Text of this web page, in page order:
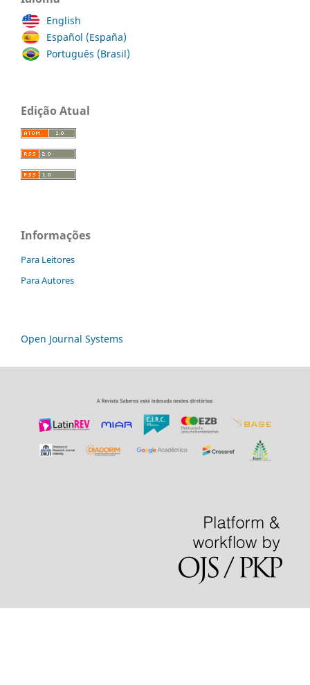
English
Español (España)
Português (Brasil)
Edição Atual
Informações
Para Leitores
Para Autores
Open Journal Systems